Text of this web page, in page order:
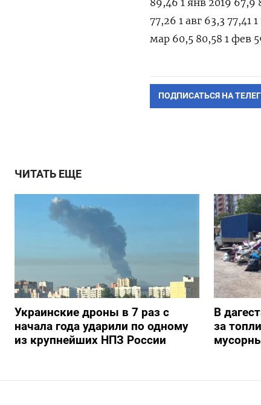
89,46 1 янв 2019 67,9
77,26 1 авг 63,3 77,41
мар 60,5 80,58 1 фев
ПОДПИСАТЬСЯ НА
ЧИТАТЬ ЕЩЕ
Украинские дроны в 7 раз с
начала года ударили по одному
из крупнейших НПЗ России
В
за